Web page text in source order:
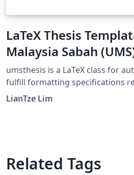
LaTeX Thesis
Malaysia Sabah
umsthesis is a LaTeX class for
fulfill formatting specifications
Malaysia Sabah (UMS), commissioned by Mohd
LianTze Lim
Related Tags